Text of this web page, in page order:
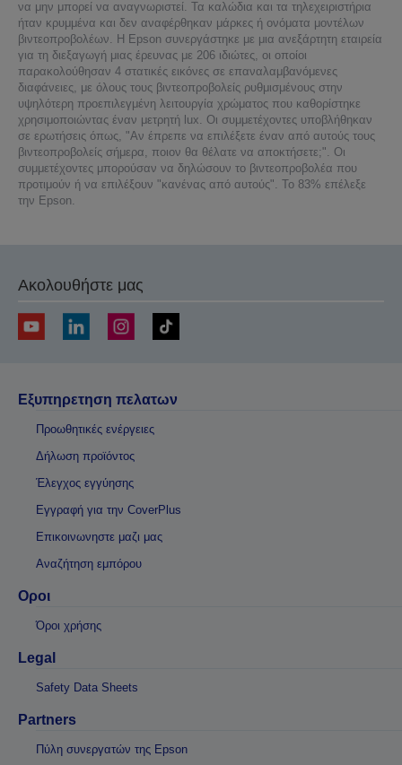
να μην μπορεί να αναγνωριστεί. Τα καλώδια και τα τηλεχειριστήρια
ήταν κρυμμένα και δεν αναφέρθηκαν μάρκες ή ονόματα μοντέλων
βιντεοπροβολέων. Η Epson συνεργάστηκε με μια ανεξάρτητη εταιρεία
για τη διεξαγωγή μιας έρευνας με 206 ιδιώτες, οι οποίοι
παρακολούθησαν 4 στατικές εικόνες σε επαναλαμβανόμενες
διαφάνειες, με όλους τους βιντεοπροβολείς ρυθμισμένους στην
υψηλότερη προεπιλεγμένη λειτουργία χρώματος που καθορίστηκε
χρησιμοποιώντας έναν μετρητή lux. Οι συμμετέχοντες υποβλήθηκαν
σε ερωτήσεις όπως, "Αν έπρεπε να επιλέξετε έναν από αυτούς τους
βιντεοπροβολείς σήμερα, ποιον θα θέλατε να αποκτήσετε;". Οι
συμμετέχοντες μπορούσαν να δηλώσουν το βιντεοπροβολέα που
προτιμούν ή να επιλέξουν "κανένας από αυτούς". Το 83% επέλεξε
την Epson.
Ακολουθήστε μας
Εξυπηρετηση πελατων
Προωθητικές ενέργειες
Δήλωση προϊόντος
Έλεγχος εγγύησης
Εγγραφή για την CoverPlus
Επικοινωνηστε μαζι μας
Αναζήτηση εμπόρου
Οροι
Όροι χρήσης
Legal
Safety Data Sheets
Partners
Πύλη συνεργατών της Epson